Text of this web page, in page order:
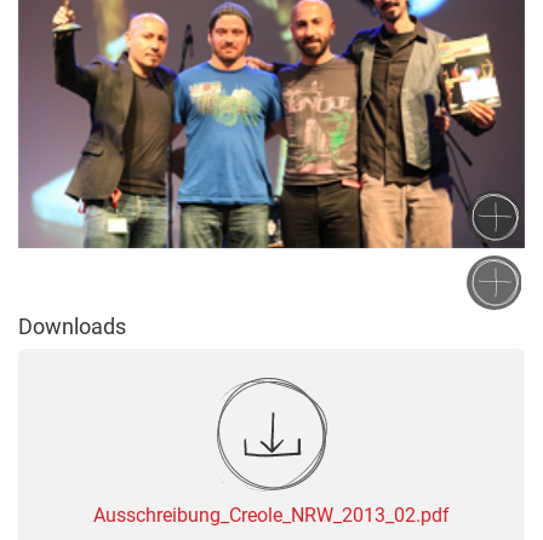
Downloads
Ausschreibung_Creole_NRW_2013_02.pdf